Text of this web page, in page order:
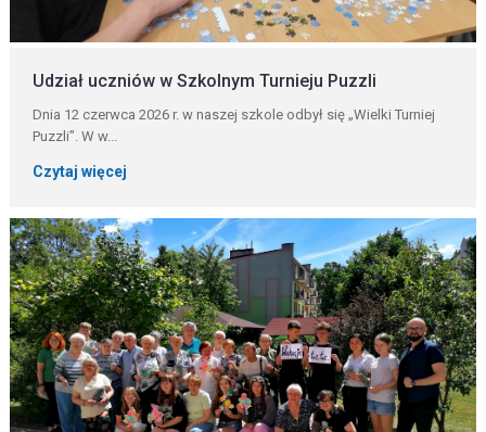
Udział uczniów w Szkolnym Turnieju Puzzli
Dnia 12 czerwca 2026 r. w naszej szkole odbył się „Wielki Turniej
Puzzli”. W w...
Czytaj więcej